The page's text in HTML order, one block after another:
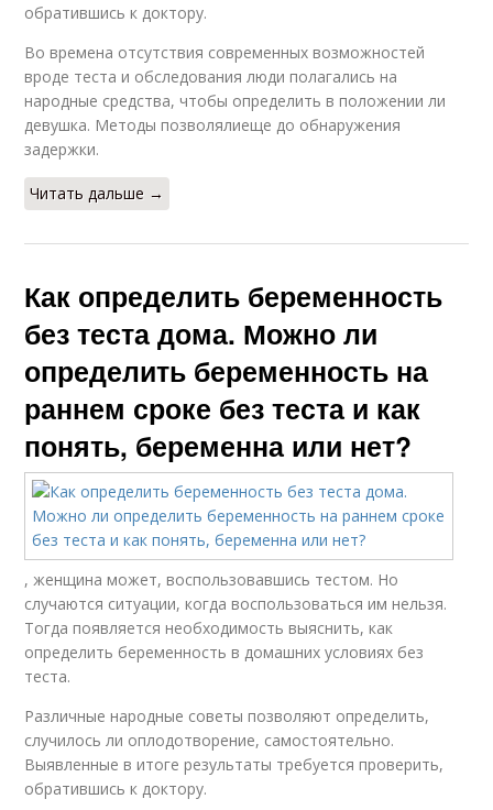
обратившись к доктору.
Во времена отсутствия современных возможностей
вроде теста и обследования люди полагались на
народные средства, чтобы определить в положении ли
девушка. Методы позволялиеще до обнаружения
задержки.
Читать дальше →
Как определить беременность
без теста дома. Можно ли
определить беременность на
раннем сроке без теста и как
понять, беременна или нет?
, женщина может, воспользовавшись тестом. Но
случаются ситуации, когда воспользоваться им нельзя.
Тогда появляется необходимость выяснить, как
определить беременность в домашних условиях без
теста.
Различные народные советы позволяют определить,
случилось ли оплодотворение, самостоятельно.
Выявленные в итоге результаты требуется проверить,
обратившись к доктору.